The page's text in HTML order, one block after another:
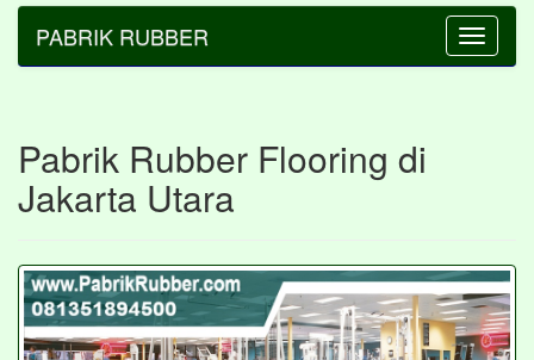
Toggle
PABRIK RUBBER
Pabrik Rubber Flooring di
Jakarta Utara